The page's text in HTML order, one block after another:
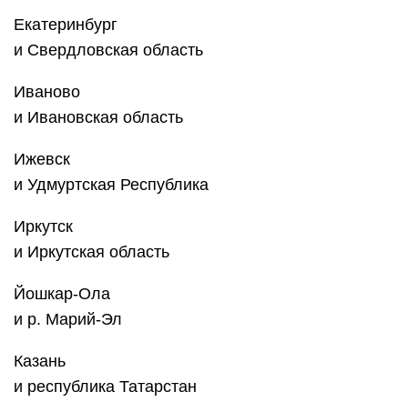
Екатеринбург
и Свердловская область
Иваново
и Ивановская область
Ижевск
и Удмуртская Республика
Иркутск
и Иркутская область
Йошкар-Ола
и р. Марий-Эл
Казань
и республика Татарстан